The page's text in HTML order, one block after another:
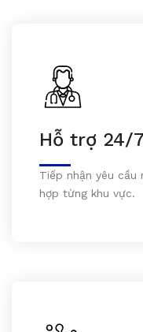
Hỗ trợ 24/7
Tiếp nhận yêu cầu
hợp từng khu vực.